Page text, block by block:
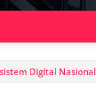
Digital Nasional